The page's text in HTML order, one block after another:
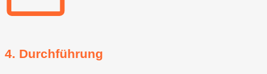
4. Durchführung